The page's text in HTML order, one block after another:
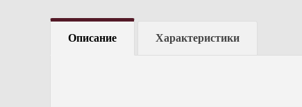
Описание Характеристики